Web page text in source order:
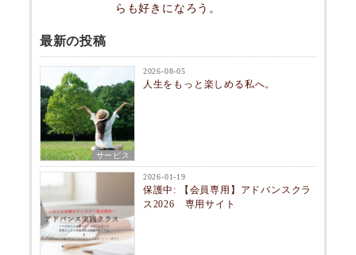
らも好きになろう。
最新の投稿
サービス
2026-08-05
人生をもっと楽しめる私へ。
2026-01-19
保護中: 【会員専用】アドバンスクラ
ス2026 専用サイト